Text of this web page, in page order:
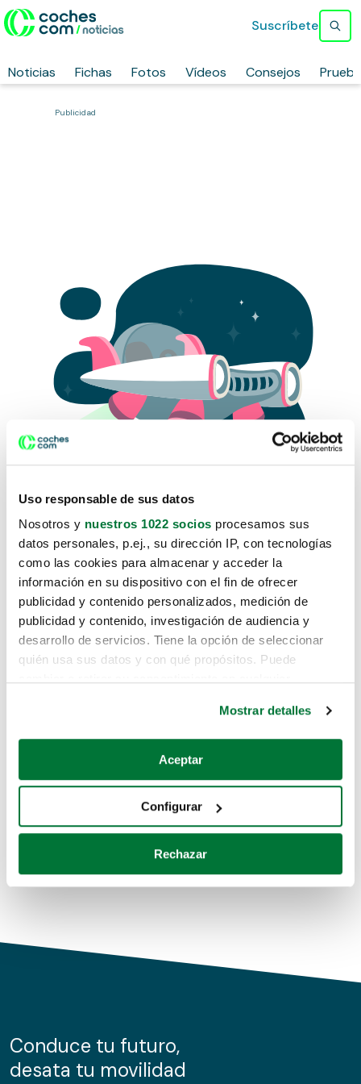
Uso responsable de sus datos
Nosotros y nuestros 1022 socios procesamos sus
datos personales, p.ej., su dirección IP, con tecnologías
como las cookies para almacenar y acceder la
información en su dispositivo con el fin de ofrecer
publicidad y contenido personalizados, medición de
publicidad y contenido, investigación de audiencia y
desarrollo de servicios. Tiene la opción de seleccionar
quién usa sus datos y con qué propósitos. Puede
Si lo permite, también quisiéramos:
Recopilar información sobre su ubicación geográfica
Identificar su dispositivo analizándolo activamente
para buscar características específicas (huellas
Obtenga más información sobre cómo se procesan sus
de cookies.
información sobre el uso que haga del sitio web con
nuestros partners de redes sociales, publicidad y análisis
Mostrar detalles
Aceptar
Configurar
Rechazar
Noticias Fichas Fotos Vídeos Consejos
Suscríbete
Publicidad
Lo sentimos, no sabemos como
te hemos traido hasta aquí.
Pero puedes encontrar el coche que estás
buscando en alguno de estos enlaces:
Coches de segunda mano
Coches de km0
Conduce tu futuro,
desata tu movilidad